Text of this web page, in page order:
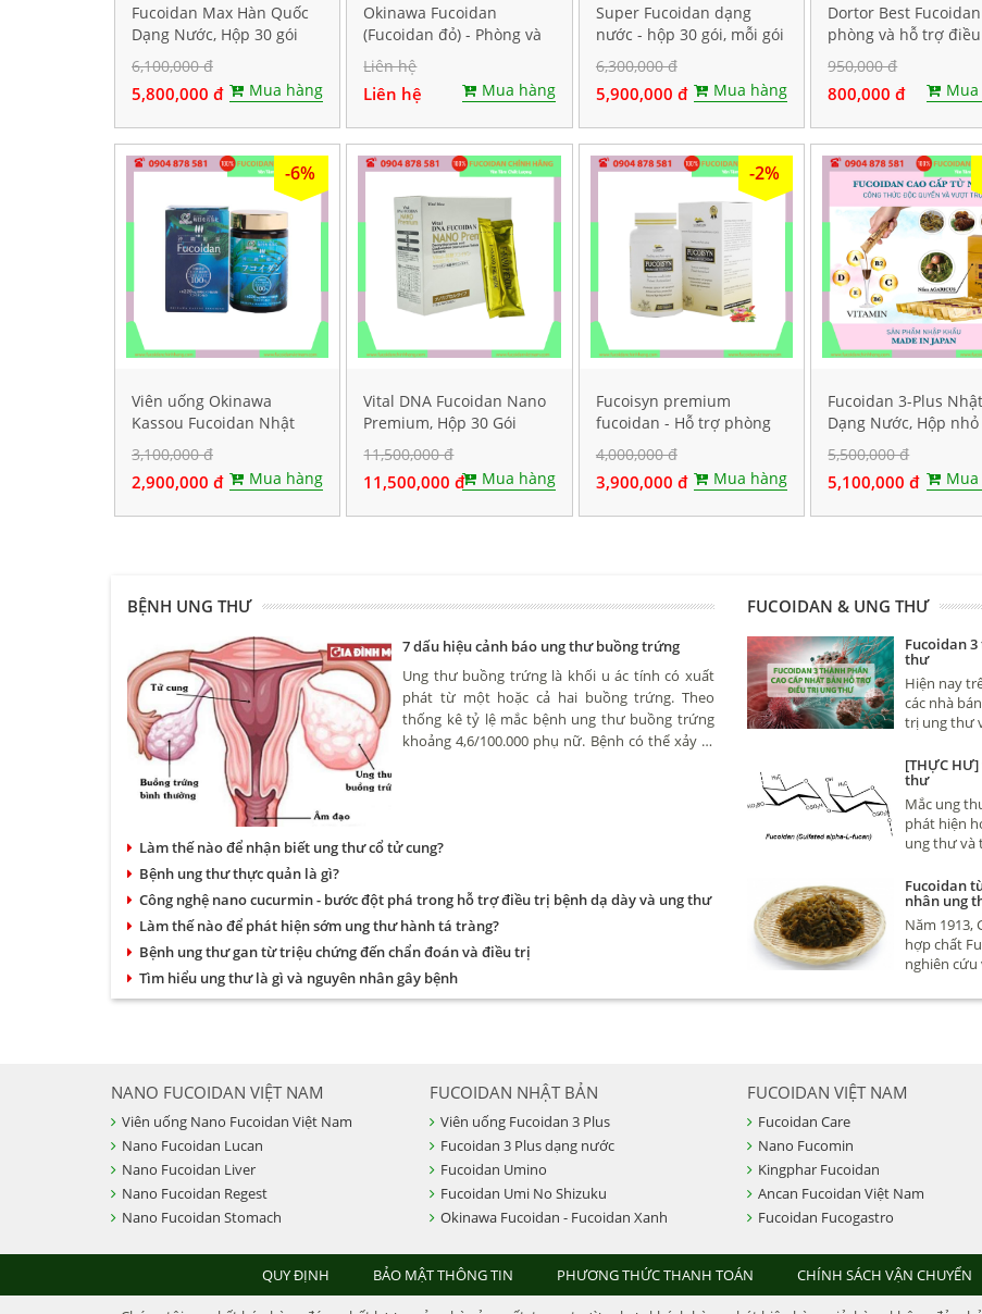
Fucoidan Max Hàn Quốc
Dạng Nước, Hộp 30 gói
mỗi gói 40ml
6,100,000 đ
5,800,000 đ Mua hàng
Okinawa Fucoidan
(Fucoidan đỏ) - Phòng và
hỗ trợ điều trị ung thư,
Hộp 150 viên
Liên hệ
Liên hệ Mua hàng
Super Fucoidan dạng
nước - hộp 30 gói, mỗi gói
chứa 100ml
6,300,000 đ
5,900,000 đ Mua hàng
Dortor Best
phòng và hỗ trợ
ung thư, hộp 60 viên
950,000 đ
800,000 đ
-6%
Viên uống Okinawa
Kassou Fucoidan Nhật
Bản - Hộp 150 viên
3,100,000 đ
2,900,000 đ Mua hàng
Vital DNA Fucoidan Nano
Premium, Hộp 30 Gói
11,500,000 đ
11,500,000 đ Mua hàng
-2%
Fucoisyn premium
fucoidan - Hỗ trợ phòng
và điều trị ung thư, Hộp
60 viên
4,000,000 đ
3,900,000 đ Mua hàng
Fucoidan 3-Plus
Dạng Nước, Hộp nhỏ
gói
5,500,000 đ
5,100,000 đ
BỆNH UNG THƯ
7 dấu hiệu cảnh báo ung thư buồng trứng
Ung thư buồng trứng là khối u ác tính có xuất
phát từ một hoặc cả hai buồng trứng. Theo
thống kê tỷ lệ mắc bệnh ung thư buồng trứng
khoảng 4,6/100.000 phụ nữ. Bệnh có thể xảy ra
Làm thế nào để nhận biết ung thư cổ tử cung?
Bệnh ung thư thực quản là gì?
Công nghệ nano cucurmin - bước đột phá trong hỗ trợ điều trị bệnh dạ dày và ung thư
Làm thế nào để phát hiện sớm ung thư hành tá tràng?
Bệnh ung thư gan từ triệu chứng đến chẩn đoán và điều trị
Tìm hiểu ung thư là gì và nguyên nhân gây bệnh
FUCOIDAN & UNG THƯ
Fucoidan
thư
Hiện nay
các nhà
trị ung thư
vài trăm
và thực sự
diệt tế bào
[THỰC
thư
Mắc ung
phát hiện
ung thư và
ung thư
đây nhé
Fucoidan
nhân ung
Năm 1913,
hợp chất
nghiên cứu
NANO FUCOIDAN VIỆT NAM
Viên uống Nano Fucoidan Việt Nam
Nano Fucoidan Lucan
Nano Fucoidan Liver
Nano Fucoidan Regest
Nano Fucoidan Stomach
FUCOIDAN NHẬT BẢN
Viên uống Fucoidan 3 Plus
Fucoidan 3 Plus dạng nước
Fucoidan Umino
Fucoidan Umi No Shizuku
Okinawa Fucoidan - Fucoidan Xanh
FUCOIDAN VIỆT NAM
Fucoidan Care
Nano Fucomin
Kingphar Fucoidan
Ancan Fucoidan Việt Nam
Fucoidan Fucogastro
QUY ĐỊNH BẢO MẬT THÔNG TIN PHƯƠNG THỨC THANH TOÁN CHÍNH SÁCH VẬN CHUYỂN